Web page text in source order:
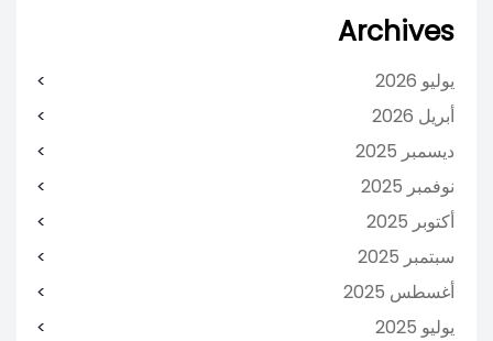
Archives
يوليو 2026
أبريل 2026
ديسمبر 2025
نوفمبر 2025
أكتوبر 2025
سبتمبر 2025
أغسطس 2025
يوليو 2025